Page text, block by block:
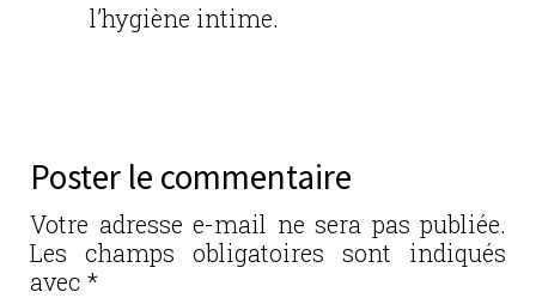
l’hygiène intime.
Poster le commentaire
Votre adresse e-mail ne sera pas publiée.
Les champs obligatoires sont indiqués
avec *